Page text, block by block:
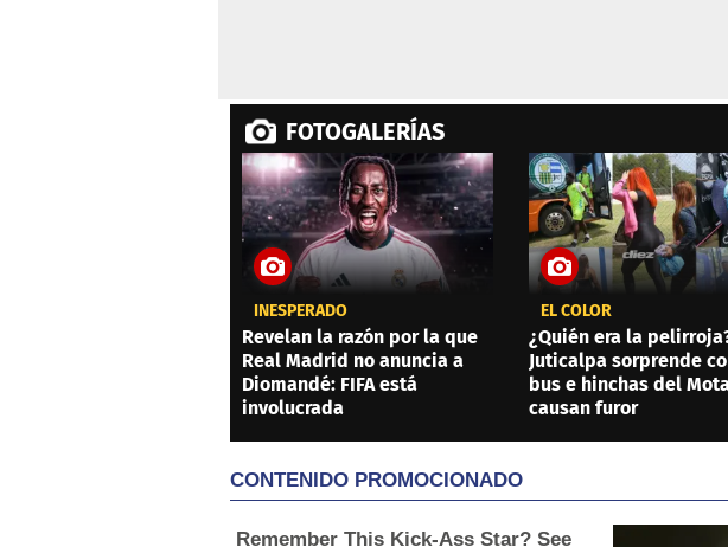
FOTOGALERÍAS
INESPERADO
Revelan la razón por la que
Real Madrid no anuncia a
Diomandé: FIFA está
involucrada
EL COLOR
¿Quién era la
Juticalpa sorprende
bus e hinchas del
causan furor